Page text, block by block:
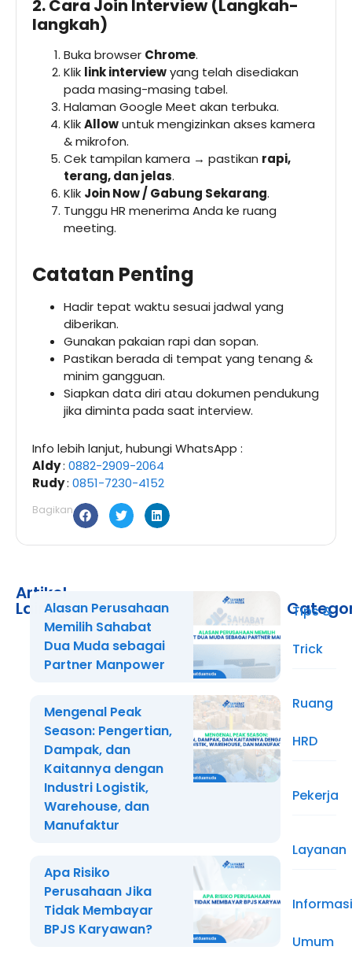
2. Cara Join Interview (Langkah-
langkah)
Buka browser Chrome.
Klik link interviewyang telah disediakan
pada masing-masing tabel.
Halaman Google Meet akan terbuka.
KlikAllowuntuk mengizinkan akses kamera
& mikrofon.
Cek tampilan kamera → pastikan rapi,
terang, dan jelas.
Klik Join Now / Gabung Sekarang.
Tunggu HR menerima Anda ke ruang
meeting.
Catatan Penting
Hadir tepat waktu sesuai jadwal yang
diberikan.
Gunakan pakaian rapi dan sopan.
Pastikan berada di tempat yang tenang &
minim gangguan.
Siapkan data diri atau dokumen pendukung
jika diminta pada saat interview.
Info lebih lanjut, hubungi WhatsApp :
Aldy: 0882-2909-2064
Rudy: 0851-7230-4152
Bagikan
Artikel
Lainnya
Alasan Perusahaan
Memilih Sahabat
Dua Muda sebagai
Partner Manpower
Mengenal Peak
Season: Pengertian,
Dampak, dan
Kaitannya dengan
Industri Logistik,
Warehouse, dan
Manufaktur
Apa Risiko
Perusahaan Jika
Tidak Membayar
BPJS Karyawan?
Tips &
Trick
Ruang
HRD
Pekerja
Layanan
Informasi
Umum